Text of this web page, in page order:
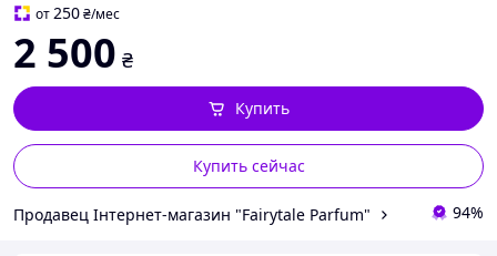
от250₴/мес
2 500 ₴
Купить сейчас
Купить
Продавец Інтернет-магазин "Fairytale Parfum" 94%